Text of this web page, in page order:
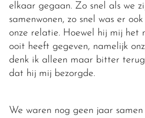
elkaar gegaan. Zo snel als we
samenwonen, zo snel was er
onze relatie. Hoewel hij mij het
ooit heeft gegeven, namelijk
denk ik alleen maar bitter
dat hij mij bezorgde.
We waren nog geen jaar